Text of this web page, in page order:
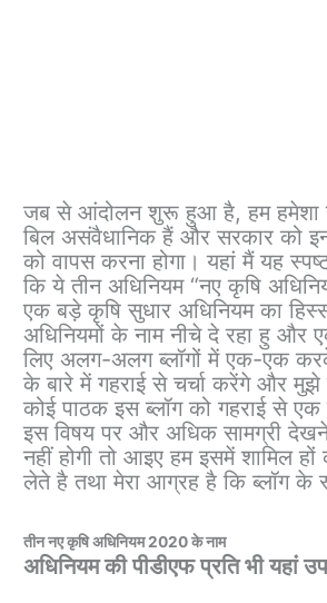
जब से आंदोलन शुरू हुआ है, हम हमेशा
बिल असंवैधानिक हैं और सरकार को इन
को वापस करना होगा। यहां मैं यह
कि ये तीन अधिनियम “नए कृषि
एक बड़े कृषि सुधार अधिनियम का
अधिनियमों के नाम नीचे दे रहा हु
लिए अलग-अलग ब्लॉगों में एक-एक
के बारे में गहराई से चर्चा करेंगे और मुझे
कोई पाठक इस ब्लॉग को गहराई से एक
इस विषय पर और अधिक सामग्री
नहीं होगी तो आइए हम इसमें शामिल
लेते है तथा मेरा आग्रह है कि ब्लॉग के
तीन नए कृषि अधिनियम 2020केनाम
अधिनियम की पीडीएफ प्रति भी यहां